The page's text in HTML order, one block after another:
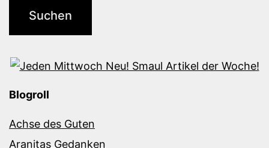
Blogroll
Achse des Guten
Aranitas Gedanken